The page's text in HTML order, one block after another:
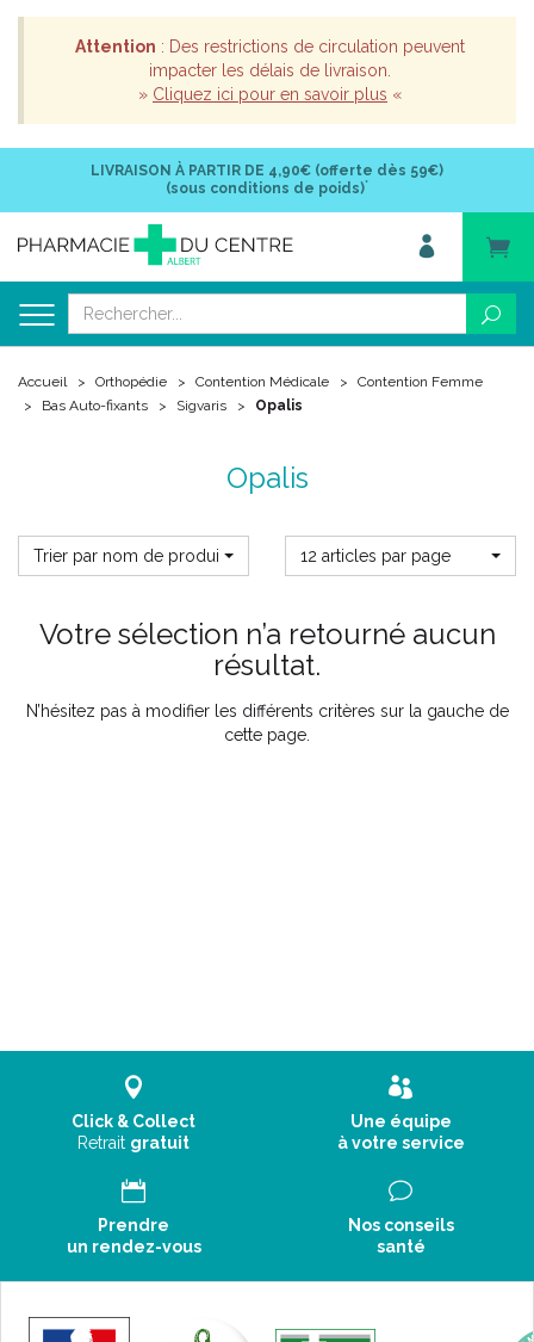
Attention : Des restrictions de circulation peuvent
impacter les délais de livraison.
» Cliquez ici pour en savoir plus «
LIVRAISON À PARTIR DE 4,90€ (offerte dès 59€)
(sous conditions de poids)*
Accueil Orthopédie Contention Médicale
Contention Femme
Bas Auto-fixants
Sigvaris Opalis
Opalis
Trier par nom de produit 12 articles par page
Votre sélection n’a retourné aucun
résultat.
N’hésitez pas à modifier les différents critères sur la gauche de
cette page.
Click & Collect
Retrait gratuit
Une équipe
à votre service
Prendre
un rendez-vous
Nos conseils
santé